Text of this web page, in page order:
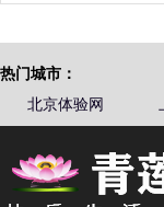
热门城市：
北京体验网